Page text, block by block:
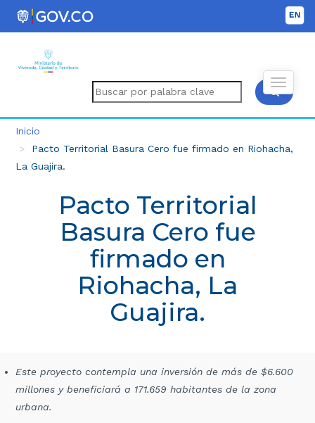
Inicio
Pacto Territorial Basura Cero fue firmado en Riohacha,
La Guajira.
Pacto Territorial
Basura Cero fue
firmado en
Riohacha, La
Guajira.
Este proyecto contempla una inversión de más de $6.600
millones y beneficiará a 171.659 habitantes de la zona
urbana.